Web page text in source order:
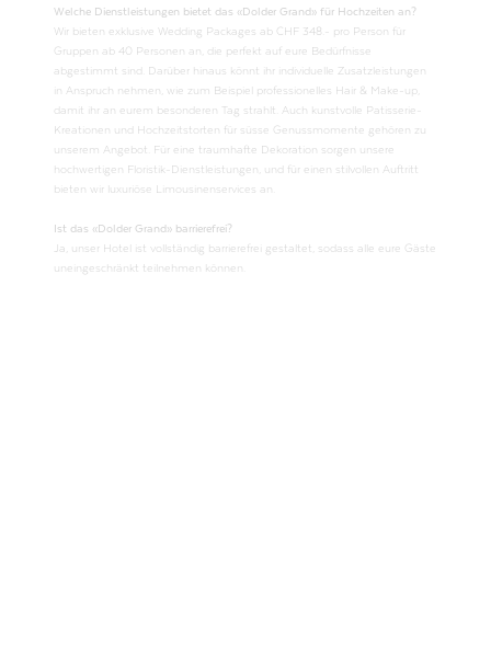
Welche Dienstleistungen bietet das «Dolder Grand» für Hochzeiten an?
Wir bieten exklusive Wedding Packages ab CHF 348.- pro Person für
Gruppen ab 40 Personen an, die perfekt auf eure Bedürfnisse
abgestimmt sind. Darüber hinaus könnt ihr individuelle Zusatzleistungen
in Anspruch nehmen, wie zum Beispiel professionelles Hair & Make-up,
damit ihr an eurem besonderen Tag strahlt. Auch kunstvolle Patisserie-
Kreationen und Hochzeitstorten für süsse Genussmomente gehören zu
unserem Angebot. Für eine traumhafte Dekoration sorgen unsere
hochwertigen Floristik-Dienstleistungen, und für einen stilvollen Auftritt
bieten wir luxuriöse Limousinenservices an.
Ist das «Dolder Grand» barrierefrei?
Ja, unser Hotel ist vollständig barrierefrei gestaltet, sodass alle eure Gäste
uneingeschränkt teilnehmen können.